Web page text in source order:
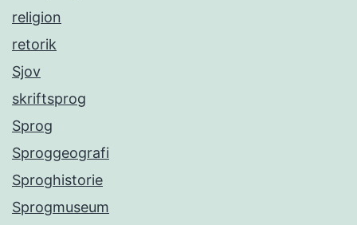
religion
retorik
Sjov
skriftsprog
Sprog
Sproggeografi
Sproghistorie
Sprogmuseum